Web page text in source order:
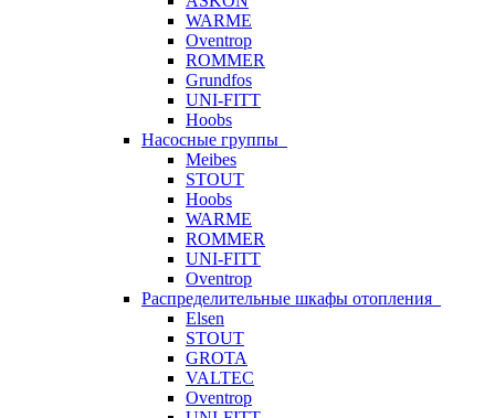
WARME
Oventrop
ROMMER
Grundfos
UNI-FITT
Hoobs
Насосные группы
Meibes
STOUT
Hoobs
WARME
ROMMER
UNI-FITT
Oventrop
Распределительные шкафы отопления
Elsen
STOUT
GROTA
VALTEC
Oventrop